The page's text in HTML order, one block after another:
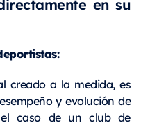
creado a la medida, es
y evolución de
caso de un club de